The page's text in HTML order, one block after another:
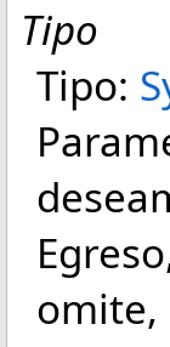
Tipo
Tipo:
omite,